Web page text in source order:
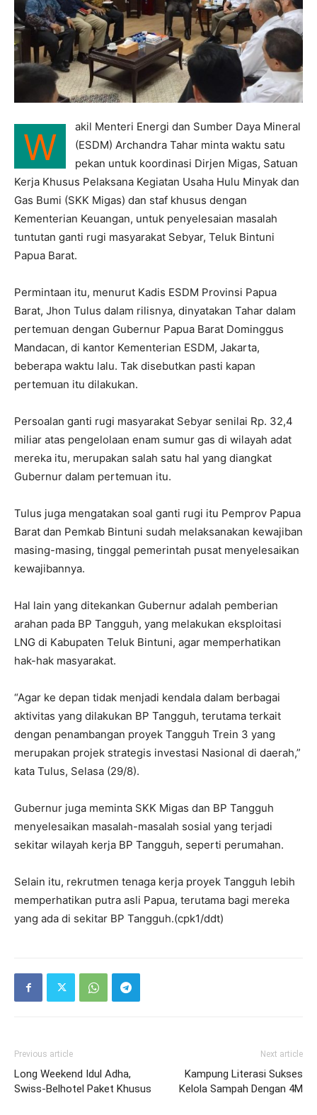
W
akil Menteri Energi dan Sumber Daya Mineral
(ESDM) Archandra Tahar minta waktu satu
pekan untuk koordinasi Dirjen Migas, Satuan
Kerja Khusus Pelaksana Kegiatan Usaha Hulu Minyak dan
Gas Bumi (SKK Migas) dan staf khusus dengan
Kementerian Keuangan, untuk penyelesaian masalah
tuntutan ganti rugi masyarakat Sebyar, Teluk Bintuni
Papua Barat.
Permintaan itu, menurut Kadis ESDM Provinsi Papua
Barat, Jhon Tulus dalam rilisnya, dinyatakan Tahar dalam
pertemuan dengan Gubernur Papua Barat Dominggus
Mandacan, di kantor Kementerian ESDM, Jakarta,
beberapa waktu lalu. Tak disebutkan pasti kapan
pertemuan itu dilakukan.
Persoalan ganti rugi masyarakat Sebyar senilai Rp. 32,4
miliar atas pengelolaan enam sumur gas di wilayah adat
mereka itu, merupakan salah satu hal yang diangkat
Gubernur dalam pertemuan itu.
Tulus juga mengatakan soal ganti rugi itu Pemprov Papua
Barat dan Pemkab Bintuni sudah melaksanakan kewajiban
masing-masing, tinggal pemerintah pusat menyelesaikan
kewajibannya.
Hal lain yang ditekankan Gubernur adalah pemberian
arahan pada BP Tangguh, yang melakukan eksploitasi
LNG di Kabupaten Teluk Bintuni, agar memperhatikan
hak-hak masyarakat.
“Agar ke depan tidak menjadi kendala dalam berbagai
aktivitas yang dilakukan BP Tangguh, terutama terkait
dengan penambangan proyek Tangguh Trein 3 yang
merupakan projek strategis investasi Nasional di daerah,”
kata Tulus, Selasa (29/8).
Gubernur juga meminta SKK Migas dan BP Tangguh
menyelesaikan masalah-masalah sosial yang terjadi
sekitar wilayah kerja BP Tangguh, seperti perumahan.
Selain itu, rekrutmen tenaga kerja proyek Tangguh lebih
memperhatikan putra asli Papua, terutama bagi mereka
yang ada di sekitar BP Tangguh.(cpk1/ddt)
Previous article
Long Weekend Idul Adha,
Swiss-Belhotel Paket Khusus
Next article
Kampung Literasi Sukses
Kelola Sampah Dengan 4M